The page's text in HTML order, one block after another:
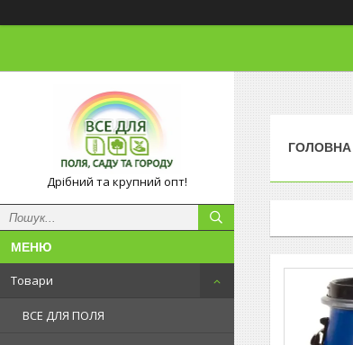
Дрібний та крупний опт!
Товари
ВСЕ ДЛЯ ПОЛЯ
ГОЛОВНА